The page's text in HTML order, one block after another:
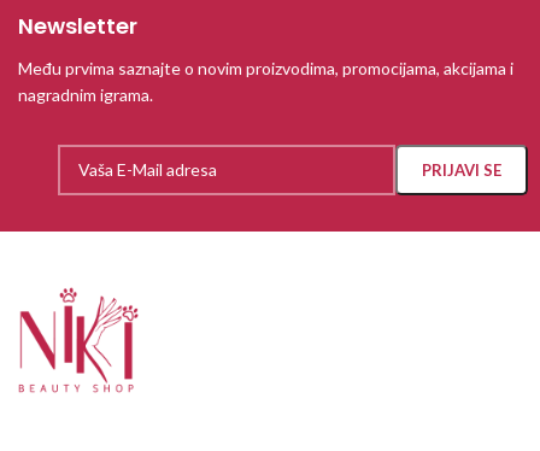
Newsletter
Među prvima saznajte o novim proizvodima, promocijama, akcijama i
nagradnim igrama.